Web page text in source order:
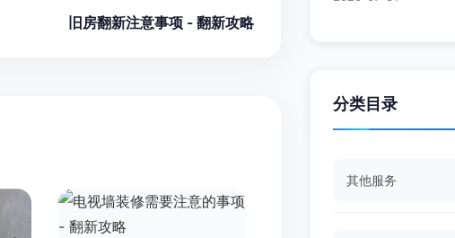
旧房翻新注意事项 - 翻新攻略
分类目录
其他服务